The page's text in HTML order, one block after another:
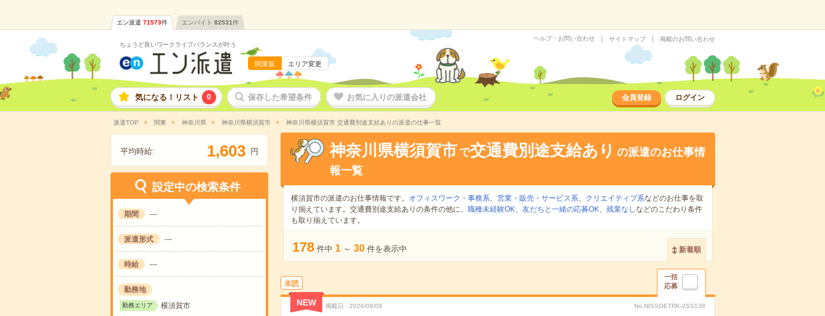
エン派遣 71573件 エンバイト 82531件
ちょうど良いワークライフバランスが叶う
関東版 エリア変更
ヘルプ・お問い合わせ サイトマップ 掲載のお問い合わせ
気になる！リスト 0 保存した希望条件 お気に入りの派遣会社 会員登録 ログイン
派遣TOP 関東 神奈川県 神奈川県横須賀市 神奈川県横須賀市 交通費別途支給ありの派遣の仕事一覧
平均時給: 1,603 円
設定中の検索条件
期間 ---
派遣形式 ---
時給 ---
勤務地
勤務エリア 横須賀市
神奈川県横須賀市 で交通費別途支給あり の派遣のお仕事情
報一覧
横須賀市の派遣のお仕事情報です。 オフィスワーク・事務系、 営業・販売・サービス系、 クリエイティブ系などのお仕事を取
り揃えています。交通費別途支給ありの条件の他に、 職種未経験OK、 友だちと一緒の応募OK、 残業なしなどのこだわり条件
も取り揃えています。
178 件中 1 ～ 30 件を表示中 新着順
未読
一括
応募
NEW 掲載日 2026/08/08 No.NISSOETRK-2SS138